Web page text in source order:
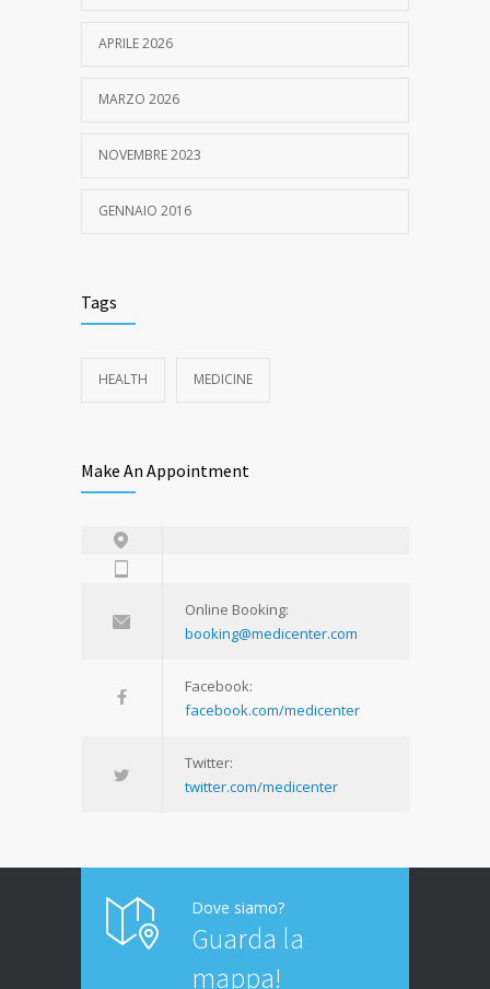
APRILE 2026
MARZO 2026
NOVEMBRE 2023
GENNAIO 2016
Tags
HEALTH MEDICINE
Make An Appointment
Online Booking:
booking@medicenter.com
Facebook:
facebook.com/medicenter
Twitter:
twitter.com/medicenter
Dove siamo?
Guarda la
mappa!